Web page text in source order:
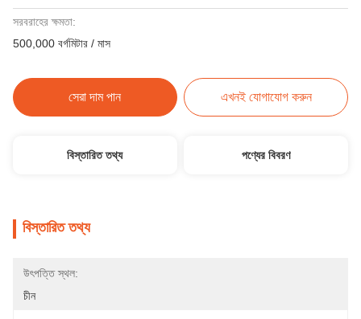
সরবরাহের ক্ষমতা:
500,000 বর্গমিটার / মাস
সেরা দাম পান এখনই যোগাযোগ করুন
বিস্তারিত তথ্য পণ্যের বিবরণ
বিস্তারিত তথ্য
উৎপত্তি স্থল:
চীন